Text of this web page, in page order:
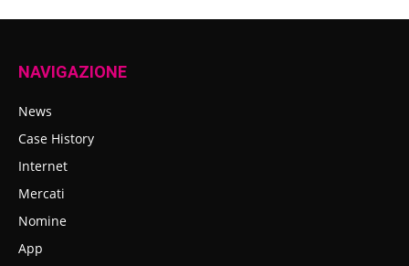
NAVIGAZIONE
News
Case History
Internet
Mercati
Nomine
App